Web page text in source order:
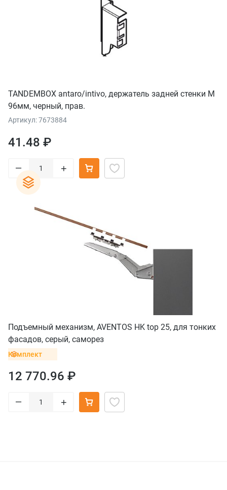
TANDEMBOX antaro/intivo, держатель задней стенки М
96мм, черный, прав.
Артикул: 7673884
41.48 ₽
– +
Подъемный механизм, AVENTOS HK top 25, для тонких
фасадов, серый, саморез
Комплект
12 770.96 ₽
– +